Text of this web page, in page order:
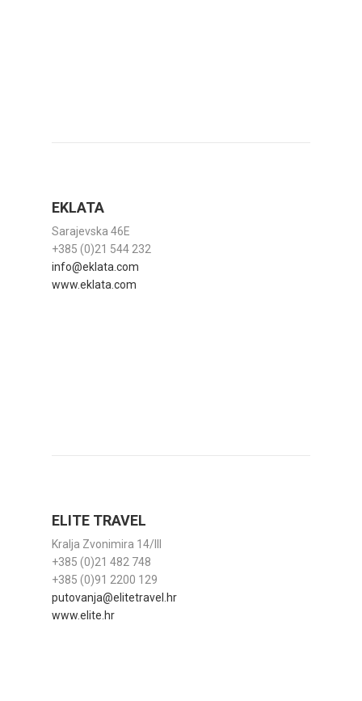
EKLATA
Sarajevska 46E
+385 (0)21 544 232
info@eklata.com
www.eklata.com
ELITE TRAVEL
Kralja Zvonimira 14/III
+385 (0)21 482 748
+385 (0)91 2200 129
putovanja@elitetravel.hr
www.elite.hr